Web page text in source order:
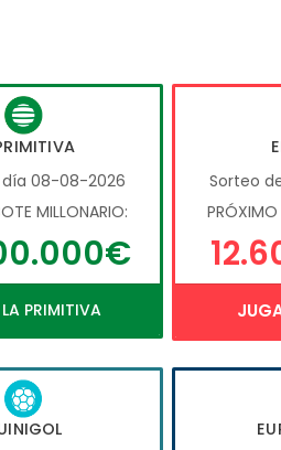
día 08-08-2026
MILLONARIO:
PRIMITIVA
Sorteo
PRÓXIMO